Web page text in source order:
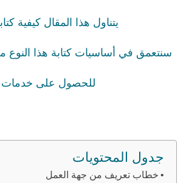
يتناول هذا المقال
سنتعمق في أساسيات كتابة هذا
للحصول على خدمات
جدول المحتويات
خطاب تعريف من جهة العمل